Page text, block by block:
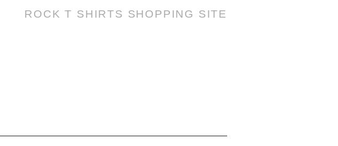
ROCK T SHIRTS SHOPPING SITE